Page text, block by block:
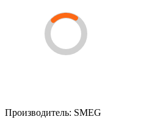
Производитель: SMEG